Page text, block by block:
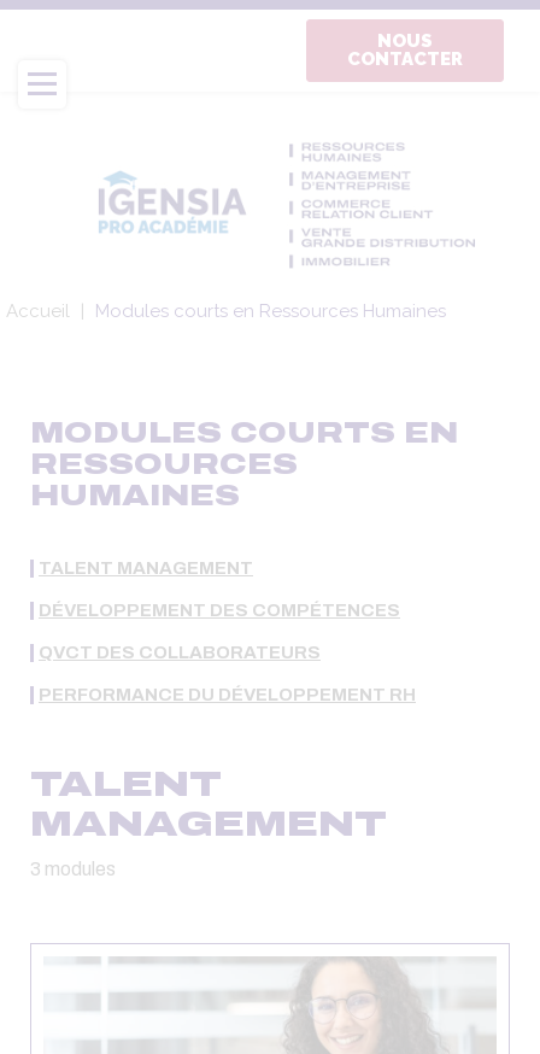
Aller
contenu
principal
NOUS
CONTACTER
Fil
Accueil Modules courts en Ressources Humaines
MODULES COURTS EN
RESSOURCES
HUMAINES
TALENT MANAGEMENT
DÉVELOPPEMENT DES COMPÉTENCES
QVCT DES COLLABORATEURS
PERFORMANCE DU DÉVELOPPEMENT RH
TALENT
MANAGEMENT
3 modules